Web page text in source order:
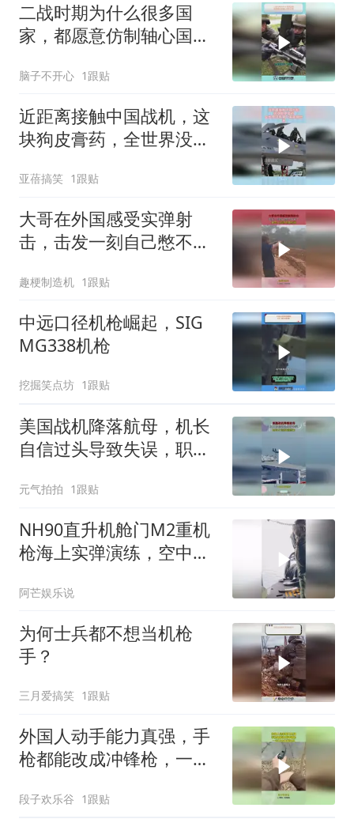
二战时期为什么很多国
家，都愿意仿制轴心国的
脑子不开心 1跟贴
近距离接触中国战机，这
块狗皮膏药，全世界没有
亚蓓搞笑 1跟贴
大哥在外国感受实弹射
击，击发一刻自己憋不住
啊
趣梗制造机 1跟贴
中远口径机枪崛起，SIG
MG338机枪
挖掘笑点坊 1跟贴
美国战机降落航母，机长
自信过头导致失误，职业
元气拍拍 1跟贴
NH90直升机舱门M2重机
枪海上实弹演练，空中火
阿芒娱乐说
为何士兵都不想当机枪
手？
三月爱搞笑 1跟贴
外国人动手能力真强，手
枪都能改成冲锋枪，一言
段子欢乐谷 1跟贴